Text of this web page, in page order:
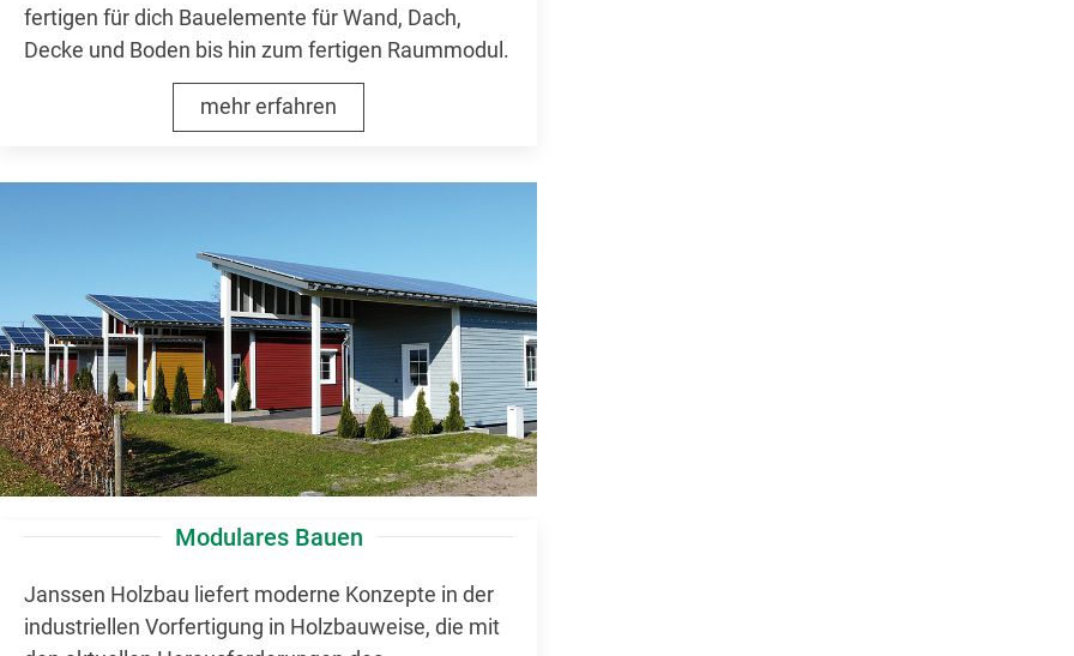
fertigen für dich Bauelemente für Wand, Dach,
Decke und Boden bis hin zum fertigen Raummodul.
mehr erfahren
Modulares Bauen
Janssen Holzbau liefert moderne Konzepte in der
industriellen Vorfertigung in Holzbauweise, die mit